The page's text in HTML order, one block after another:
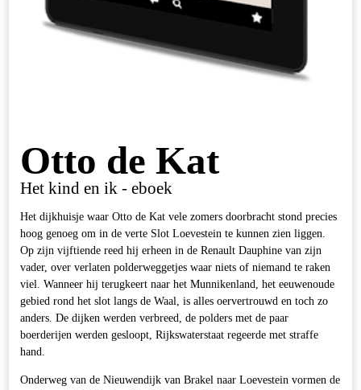
Otto de Kat
Het kind en ik - eboek
Het dijkhuisje waar Otto de Kat vele zomers doorbracht stond precies
hoog genoeg om in de verte Slot Loevestein te kunnen zien liggen.
Op zijn vijftiende reed hij erheen in de Renault Dauphine van zijn
vader, over verlaten polderweggetjes waar niets of niemand te raken
viel. Wanneer hij terugkeert naar het Munnikenland, het eeuwenoude
gebied rond het slot langs de Waal, is alles oervertrouwd en toch zo
anders. De dijken werden verbreed, de polders met de paar
boerderijen werden gesloopt, Rijkswaterstaat regeerde met straffe
hand.
Onderweg van de Nieuwendijk van Brakel naar Loevestein vormen de